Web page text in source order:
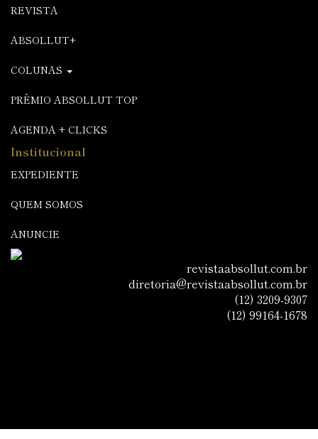
REVISTA
ABSOLLUT+
COLUNAS
PRÊMIO ABSOLLUT TOP
AGENDA + CLICKS
Institucional
EXPEDIENTE
QUEM SOMOS
ANUNCIE
revistaabsollut.com.br
diretoria@revistaabsollut.com.br
(12) 3209-9307
(12) 99164-1678